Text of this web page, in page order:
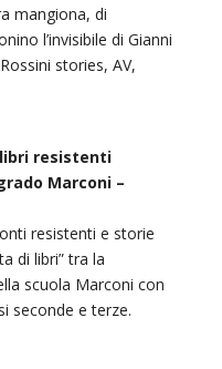
mangiona, di
l’invisibile di Gianni
stories, AV,
resistenti
Marconi –
resistenti e storie
di libri” tra la
scuola Marconi con
seconde e terze.